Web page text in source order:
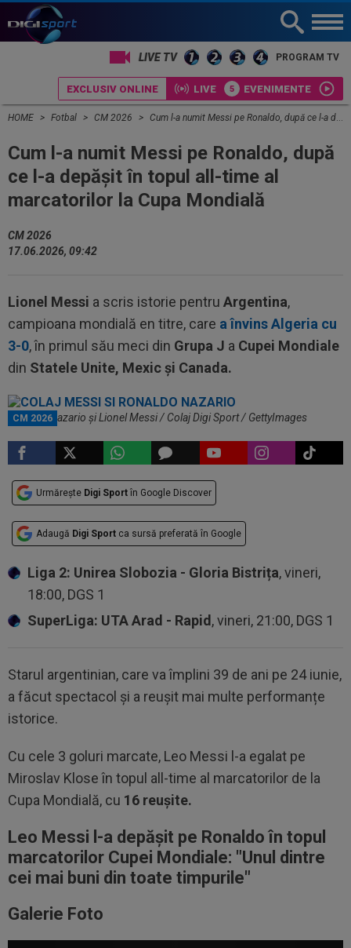
PROGRAM TV
EXCLUSIV ONLINE LIVE EVENIMENTE
HOME Fotbal CM 2026 Cum l-a numit Messi pe Ronaldo, după ce l-a depășit în topul all-time al marcatorilor la Cupa Mondială
Cum l-a numit Messi pe Ronaldo, după
ce l-a depășit în topul all-time al
marcatorilor la Cupa Mondială
CM 2026
17.06.2026, 09:42
Lionel Messi a scris istorie pentru Argentina,
campioana mondială en titre, care a învins Algeria cu
3-0, în primul său meci din Grupa J a Cupei Mondiale
din Statele Unite, Mexic şi Canada.
CM 2026
Ronaldo Nazario și Lionel Messi / Colaj Digi Sport / GettyImages
Urmărește Digi Sport în Google Discover
Adaugă Digi Sport ca sursă preferată în Google
Liga 2: Unirea Slobozia - Gloria Bistrița, vineri,
18:00, DGS 1
SuperLiga: UTA Arad - Rapid , vineri, 21:00, DGS 1
Starul argentinian, care va împlini 39 de ani pe 24 iunie,
a făcut spectacol și a reușit mai multe performanțe
istorice.
Cu cele 3 goluri marcate, Leo Messi l-a egalat pe
Miroslav Klose în topul all-time al marcatorilor de la
Cupa Mondială, cu 16 reușite.
Leo Messi l-a depășit pe Ronaldo în topul
marcatorilor Cupei Mondiale: "Unul dintre
cei mai buni din toate timpurile"
Galerie Foto